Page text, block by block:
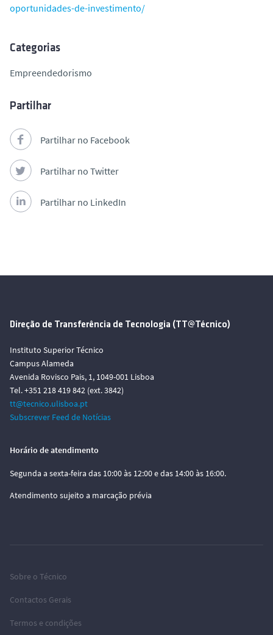
oportunidades-de-investimento/
Categorias
Empreendedorismo
Partilhar
Partilhar no Facebook
Partilhar no Twitter
Partilhar no LinkedIn
Direção de Transferência de Tecnologia (TT@Técnico)
Instituto Superior Técnico
Campus Alameda
Avenida Rovisco Pais, 1, 1049-001 Lisboa
Tel. +351 218 419 842 (ext. 3842)
tt@tecnico.ulisboa.pt
Subscrever Feed de Notícias
Horário de atendimento
Segunda a sexta-feira das 10:00 às 12:00 e das 14:00 às 16:00.
Atendimento sujeito a marcação prévia
Sobre o Técnico
Contactos Gerais
Termos e condições